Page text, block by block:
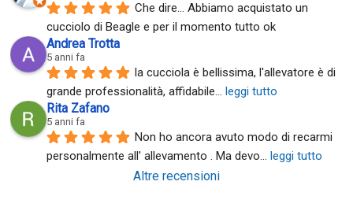
Che dire... Abbiamo acquistato un
cucciolo di Beagle e per il momento tutto ok
Andrea Trotta
5 anni fa
la cucciola è bellissima, l'allevatore è di
grande professionalità, affidabile... leggi tutto
Rita Zafano
5 anni fa
Non ho ancora avuto modo di recarmi
personalmente all' allevamento . Ma devo... leggi tutto
Altre recensioni